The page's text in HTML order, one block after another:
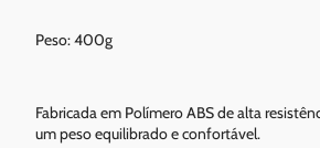
Peso: 400g
Fabricada em Polímero ABS de alta
um peso equilibrado e confortável.